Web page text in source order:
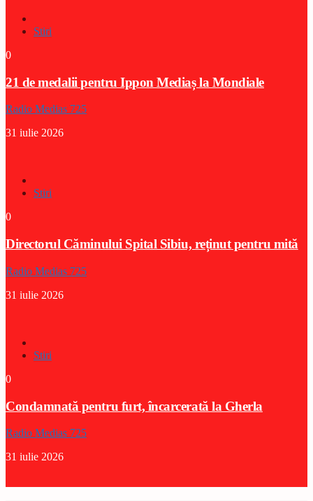
Stiri
0
21 de medalii pentru Ippon Mediaș la Mondiale
Radio Medias 725
31 iulie 2026
Stiri
0
Directorul Căminului Spital Sibiu, reținut pentru mită
Radio Medias 725
31 iulie 2026
Stiri
0
Condamnată pentru furt, încarcerată la Gherla
Radio Medias 725
31 iulie 2026